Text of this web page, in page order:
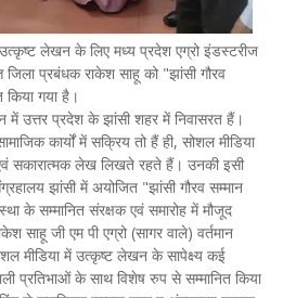
लेखन के लिए मध्य प्रदेश एग्रो इंडस्टरीज
जिला प्रबंधक राकेश साहू को "झांसी गौरव
गया है।
में उत्तर प्रदेश के झांसी शहर में निवासरत हैं।
कार्यों में सक्रिय तो हैं ही, सोशल मीडिया
सकारात्मक लेख लिखते रहते हैं। उनकी इसी
झांसी में अयोजित "झांसी गौरव सम्मान
के सम्मानित संरक्षक एवं समारोह में मौजूद
साहू जी एम पी एग्रो (सागर वाले) वर्तमान
मीडिया में उत्कृष्ट लेखन के सापेक्ष्य कई
प्रतिभाओं के साथ विशेष रुप से सम्मानित किया